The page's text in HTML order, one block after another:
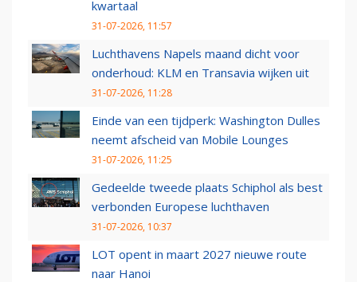
kwartaal
31-07-2026, 11:57
Luchthavens Napels maand dicht voor
onderhoud: KLM en Transavia wijken uit
31-07-2026, 11:28
Einde van een tijdperk: Washington Dulles
neemt afscheid van Mobile Lounges
31-07-2026, 11:25
Gedeelde tweede plaats Schiphol als best
verbonden Europese luchthaven
31-07-2026, 10:37
LOT opent in maart 2027 nieuwe route
naar Hanoi